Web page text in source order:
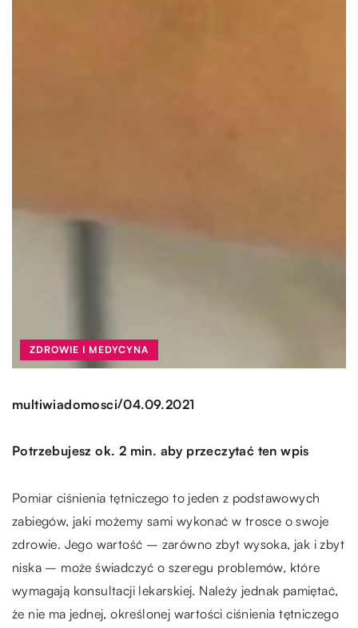
ZDROWIE I MEDYCYNA
multiwiadomosci/04.09.2021
Potrzebujesz ok. 2 min. aby przeczytać ten wpis
Pomiar ciśnienia tętniczego to jeden z podstawowych
zabiegów, jaki możemy sami wykonać w trosce o swoje
zdrowie. Jego wartość – zarówno zbyt wysoka, jak i zbyt
niska – może świadczyć o szeregu problemów, które
wymagają konsultacji lekarskiej. Należy jednak pamiętać,
że nie ma jednej, określonej wartości ciśnienia tętniczego